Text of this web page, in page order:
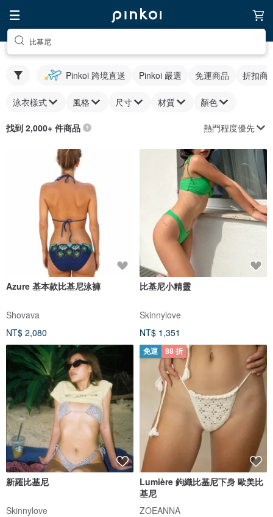
比基尼
Pinkoi 跨境直送 Pinkoi 嚴選 免運商品 折扣商
泳衣樣式 風格 尺寸 材質 顏色
找到 2,000+ 件商品 熱門程度優先
Azure 基本款比基尼泳褲
Shovava
NT$ 2,080
比基尼小精靈
Skinnylove
NT$ 1,351
新羅比基尼
Skinnylove
免運 88 折
Lumière 鉤織比基尼下身 歐美比
基尼
ZOEANNA